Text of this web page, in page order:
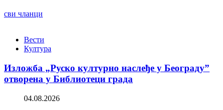
сви чланци
Вести
Култура
Изложба „Руско културно наслеђе у Београду”
отворена у Библиотеци града
04.08.2026